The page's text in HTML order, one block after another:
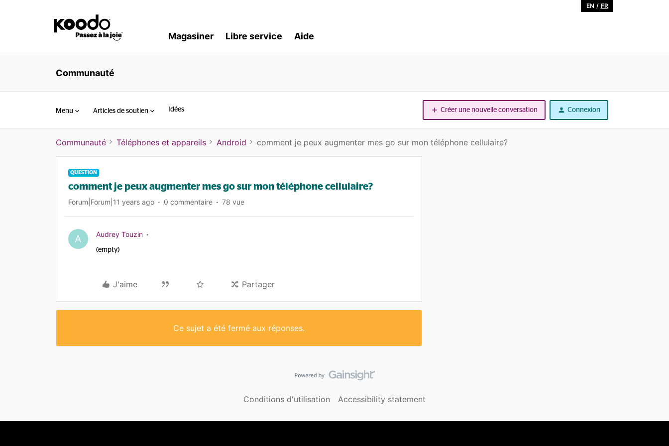
EN / FR
Magasiner Libre service Aide
Communauté
Menu Articles de soutien Idées Créer une nouvelle conversation Connexion
Communauté Téléphones et appareils Android comment je peux augmenter mes go sur mon téléphone cellulaire?
QUESTION
comment je peux augmenter mes go sur mon téléphone cellulaire?
Forum|Forum|11 years ago 0 commentaire 78 vue
A Audrey Touzin
(empty)
J'aime Partager
Ce sujet a été fermé aux réponses.
Conditions d'utilisation Accessibility statement